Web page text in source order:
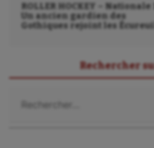
ROLLER HOCKEY – Nationale 1
Un ancien gardien des
Gothiques rejoint les
Rechercher